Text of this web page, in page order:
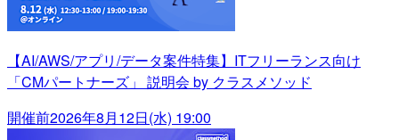
【AI/AWS/アプリ/データ案件特集】ITフリーランス向け
「CMパートナーズ」 説明会 by クラスメソッド
開催前2026年8月12日(水) 19:00